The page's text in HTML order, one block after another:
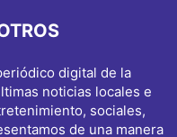
digital de la
noticias locales e
sociales,
de una manera